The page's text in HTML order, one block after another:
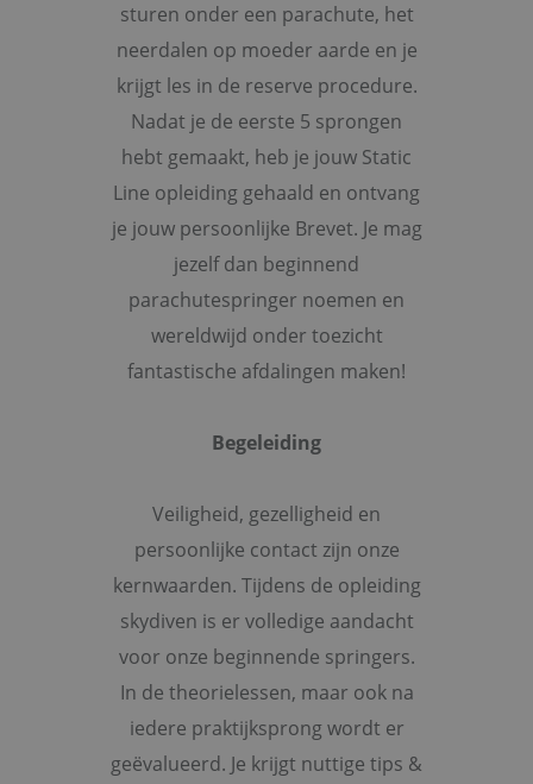
sturen onder een parachute, het
neerdalen op moeder aarde en je
krijgt les in de reserve procedure.
Nadat je de eerste 5 sprongen
hebt gemaakt, heb je jouw Static
Line opleiding gehaald en ontvang
je jouw persoonlijke Brevet. Je mag
jezelf dan beginnend
parachutespringer noemen en
wereldwijd onder toezicht
fantastische afdalingen maken!
Begeleiding
Veiligheid, gezelligheid en
persoonlijke contact zijn onze
kernwaarden. Tijdens de opleiding
skydiven is er volledige aandacht
voor onze beginnende springers.
In de theorielessen, maar ook na
iedere praktijksprong wordt er
geëvalueerd. Je krijgt nuttige tips &